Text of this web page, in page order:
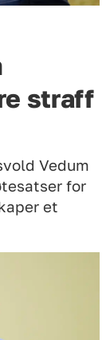
straff
Vedum
for
et